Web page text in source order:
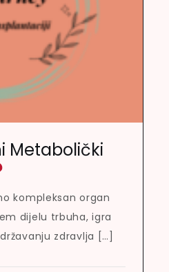
Metabolički
kompleksan organ
dijelu trbuha, igra
zdravlja […]